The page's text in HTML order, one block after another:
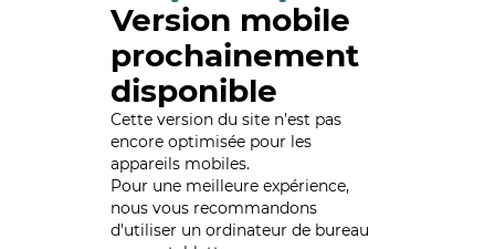
Version mobile
prochainement
disponible
Cette version du site n’est pas
encore optimisée pour les
appareils mobiles.
Pour une meilleure expérience,
nous vous recommandons
d'utiliser un ordinateur de bureau